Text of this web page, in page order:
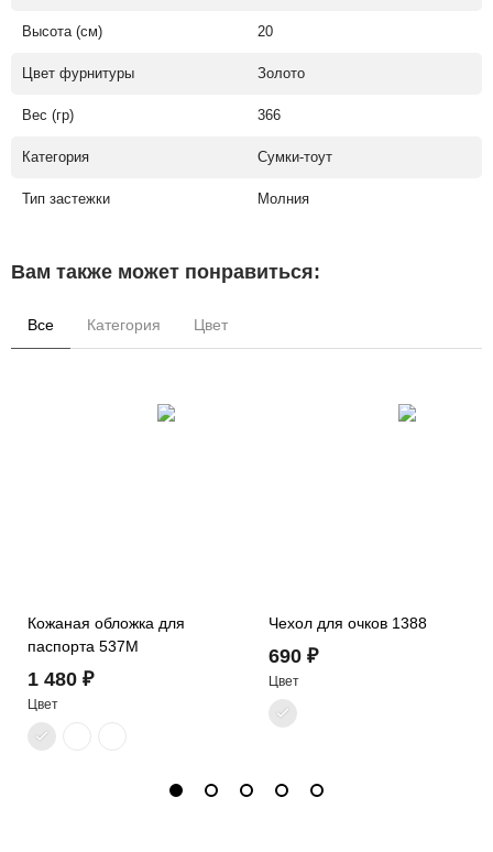
Высота (см) 20
Цвет фурнитуры Золото
Вес (гр) 366
Категория Сумки-тоут
Тип застежки Молния
Вам также может понравиться:
Все Категория Цвет
Кожаная обложка для
паспорта 537M
1 480 ₽
Цвет
Чехол для очков 1388
690 ₽
Цвет